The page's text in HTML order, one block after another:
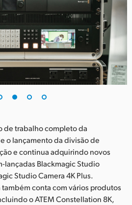
de trabalho completo da
o lançamento da divisão de
e continua adquirindo novos
lançadas Blackmagic Studio
Studio Camera 4K Plus.
conta com vários produtos
o ATEM Constellation 8K,